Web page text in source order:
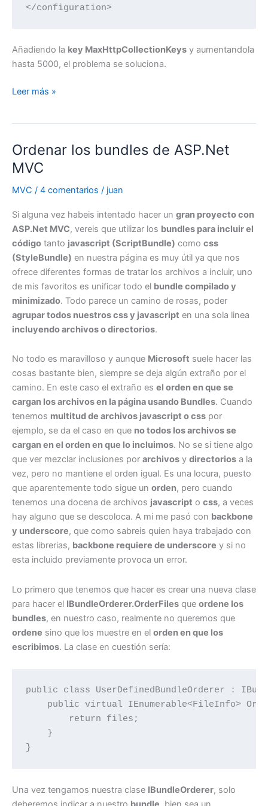
</configuration>
Añadiendo la key MaxHttpCollectionKeys y aumentandola
hasta 5000, el problema se soluciona.
ASP.Net
de
«La
operación
no
válida
debido
al
estado
actual
del
objeto»
y
como
con
MaxHttpCollectionKeys
Leer más »
Ordenar los bundles de ASP.Net
MVC
MVC / 4 comentarios / juan
Si alguna vez habeis intentado hacer un gran proyecto con
ASP.Net MVC, vereis que utilizar los bundles para incluir el
código tanto javascript (ScriptBundle) como css
(StyleBundle) en nuestra página es muy útil ya que nos
ofrece diferentes formas de tratar los archivos a incluir, uno
de mis favoritos es unificar todo el bundle compilado y
minimizado. Todo parece un camino de rosas, poder
agrupar todos nuestros css y javascript en una sola linea
incluyendo archivos o directorios.
No todo es maravilloso y aunque Microsoft suele hacer las
cosas bastante bien, siempre se deja algún extraño por el
camino. En este caso el extraño es el orden en que se
cargan los archivos en la página usando Bundles. Cuando
tenemos multitud de archivos javascript o css por
ejemplo, se da el caso en que no todos los archivos se
cargan en el orden en que lo incluimos. No se si tiene algo
que ver mezclar inclusiones por archivos y directorios a la
vez, pero no mantiene el orden igual. Es una locura, puesto
que aparentemente todo sigue un orden, pero cuando
tenemos una docena de archivos javascript o css, a veces
hay alguno que se descoloca. A mi me pasó con backbone
y underscore, que como sabreis quien haya trabajado con
estas librerias, backbone requiere de underscore y si no
esta incluido previamente provoca un error.
Lo primero que tenemos que hacer es crear una nueva clase
para hacer el IBundleOrderer.OrderFiles que ordene los
bundles, en nuestro caso, realmente no queremos que
ordene sino que los muestre en el orden en que los
escribimos. La clase en cuestión sería:
public class UserDefinedBundleOrderer :
public virtual IEnumerable<FileInfo>
        return files;
    }
}
Una vez tengamos nuestra clase IBundleOrderer, solo